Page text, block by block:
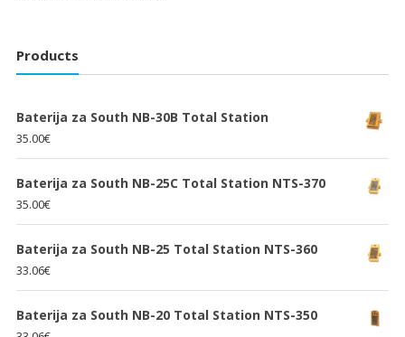
Products
Baterija za South NB-30B Total Station
35.00€
Baterija za South NB-25C Total Station NTS-370
35.00€
Baterija za South NB-25 Total Station NTS-360
33.06€
Baterija za South NB-20 Total Station NTS-350